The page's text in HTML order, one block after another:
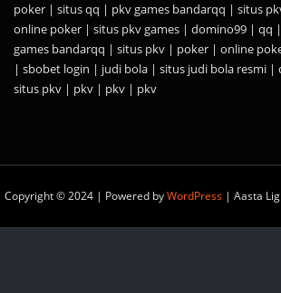
poker | situs qq | pkv games bandarqq | situs
online poker | situs pkv games | domino99 | qq |
games bandarqq | situs pkv | poker | online
| sbobet login | judi bola | situs judi bola resmi |
situs pkv | pkv | pkv | pkv
Copyright © 2024 | Powered byWordPress | Aasta